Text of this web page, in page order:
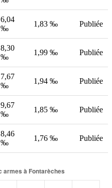
6,04
‰
1,83 ‰ Publiée
8,30
‰
1,99 ‰ Publiée
7,67
‰
1,94 ‰ Publiée
9,67
‰
1,85 ‰ Publiée
8,46
‰
1,76 ‰ Publiée